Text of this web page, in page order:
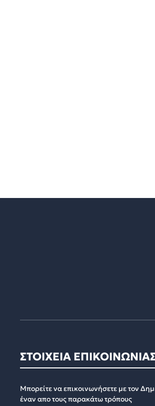
ΣΤΟΙΧΕΙΑ
Μπορείτε να επικοινωνήσετε με τον
έναν απο τους παρακάτω τρόπους